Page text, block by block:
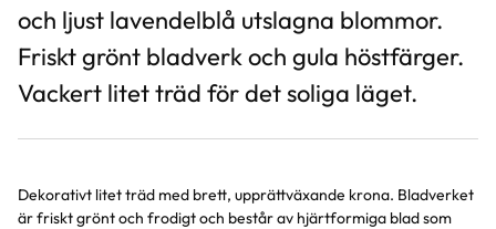
och ljust lavendelblå utslagna blommor.
Friskt grönt bladverk och gula höstfärger.
Vackert litet träd för det soliga läget.
Dekorativt litet träd med brett, upprättväxande krona. Bladverket
är friskt grönt och frodigt och består av hjärtformiga blad som